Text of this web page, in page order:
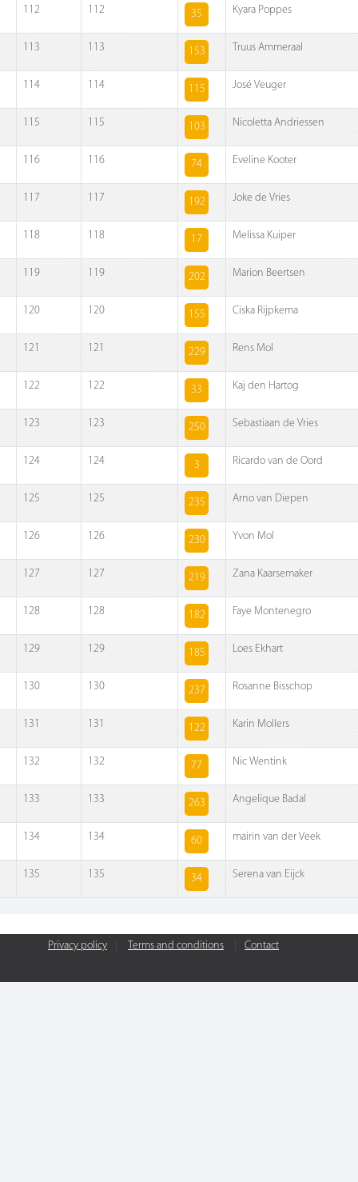
112 112 35 Kyara Poppes
113 113 153 Truus Ammeraal
114 114 115 José Veuger
115 115 103 Nicoletta Andriessen
116 116 74 Eveline Kooter
117 117 192 Joke de Vries
118 118 17 Melissa Kuiper
119 119 202 Marion Beertsen
120 120 155 Ciska Rijpkema
121 121 229 Rens Mol
122 122 33 Kaj den Hartog
123 123 250 Sebastiaan de Vries
124 124 3 Ricardo van de Oord
125 125 235 Arno van Diepen
126 126 230 Yvon Mol
127 127 219 Zana Kaarsemaker
128 128 182 Faye Montenegro
129 129 185 Loes Ekhart
130 130 237 Rosanne Bisschop
131 131 122 Karin Mollers
132 132 77 Nic Wentink
133 133 263 Angelique Badal
134 134 60 mairin van der Veek
135 135 34 Serena van Eijck
Privacy policy Terms and conditions Contact